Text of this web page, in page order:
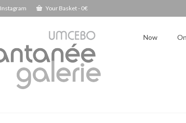
Instagram Your Basket- 0€
Now